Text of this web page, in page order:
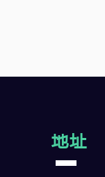
地址